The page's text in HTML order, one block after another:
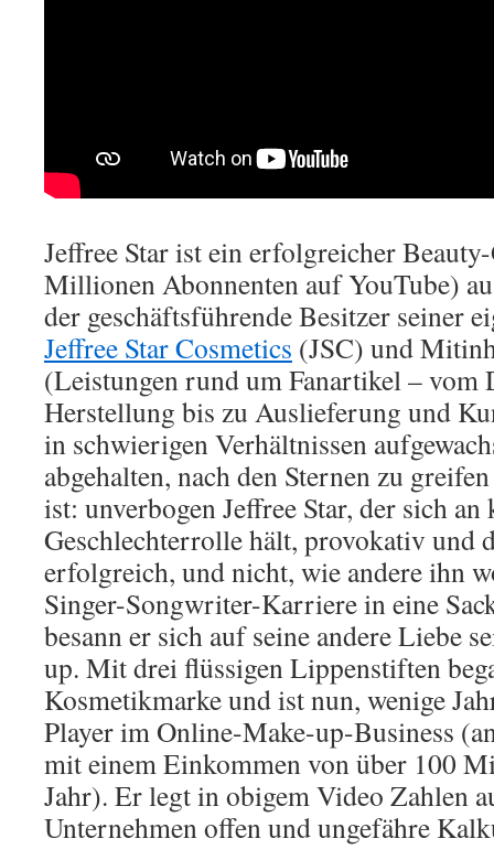
Jeffree Star ist ein erfolgreicher
Millionen Abonnenten auf YouTube)
der geschäftsführende Besitzer seiner
Jeffree Star Cosmetics (JSC) und
(Leistungen rund um Fanartikel – vom
Herstellung bis zu Auslieferung und
in schwierigen Verhältnissen
abgehalten, nach den Sternen zu
ist: unverbogen Jeffree Star, der sich an
Geschlechterrolle hält, provokativ und
erfolgreich, und nicht, wie andere ihn
Singer-Songwriter-Karriere in eine
besann er sich auf seine andere Liebe
up. Mit drei flüssigen Lippenstiften
Kosmetikmarke und ist nun, wenige
Player im Online-Make-up-Business
mit einem Einkommen von über 100
Jahr). Er legt in obigem Video Zahlen
Unternehmen offen und ungefähre